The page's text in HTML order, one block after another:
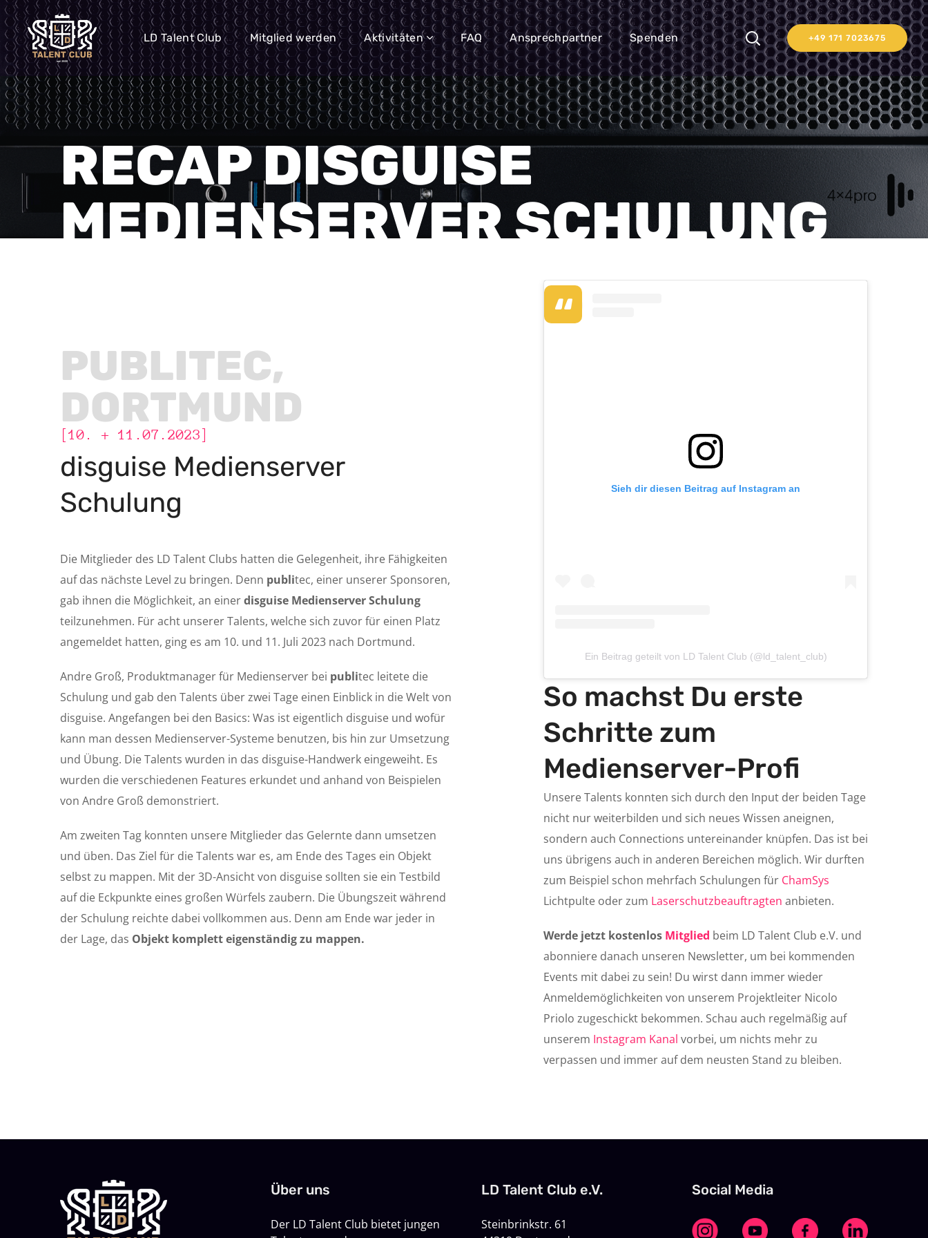
LD Talent Club Mitglied werden Aktivitäten FAQ Ansprechpartner Spenden +49 171 7023675
RECAP DISGUISE
MEDIENSERVER SCHULUNG
PUBLITEC,
DORTMUND
[10. + 11.07.2023]
disguise Medienserver
Schulung
Die Mitglieder des LD Talent Clubs hatten die Gelegenheit, ihre Fähigkeiten
auf das nächste Level zu bringen. Denn publitec, einer unserer Sponsoren,
gab ihnen die Möglichkeit, an einerdisguise Medienserver Schulung
teilzunehmen. Für acht unserer Talents, welche sich zuvor für einen Platz
angemeldet hatten, ging es am 10. und 11. Juli 2023 nach Dortmund.
Andre Groß, Produktmanager für Medienserver bei publitec leitete die
Schulung und gab den Talents über zwei Tage einen Einblick in die Welt von
disguise. Angefangen bei den Basics: Was ist eigentlich disguise und wofür
kann man dessen Medienserver-Systeme benutzen, bis hin zur Umsetzung
und Übung. Die Talents wurden in das disguise-Handwerk eingeweiht. Es
wurden die verschiedenen Features erkundet und anhand von Beispielen
von Andre Groß demonstriert.
Am zweiten Tag konnten unsere Mitglieder das Gelernte dann umsetzen
und üben. Das Ziel für die Talents war es, am Ende des Tages ein Objekt
selbst zu mappen. Mit der 3D-Ansicht von disguise sollten sie ein Testbild
auf die Eckpunkte eines großen Würfels zaubern. Die Übungszeit während
der Schulung reichte dabei vollkommen aus. Denn am Ende war jeder in
der Lage, das Objekt komplett eigenständig zu mappen.
Sieh dir diesen Beitrag auf Instagram an
Ein Beitrag geteilt von LD Talent Club (@ld_talent_club)
So machst Du erste
Schritte zum
Medienserver-Profi
Unsere Talents konnten sich durch den Input der beiden Tage
nicht nur weiterbilden und sich neues Wissen aneignen,
sondern auch Connections untereinander knüpfen. Das ist bei
uns übrigens auch in anderen Bereichen möglich. Wir durften
zum Beispiel schon mehrfach Schulungen für ChamSys
Lichtpulte oder zum Laserschutzbeauftragten anbieten.
Werde jetzt kostenlos Mitglied beim LD Talent Club e.V. und
abonniere danach unseren Newsletter, um bei kommenden
Events mit dabei zu sein! Du wirst dann immer wieder
Anmeldemöglichkeiten von unserem Projektleiter Nicolo
Priolo zugeschickt bekommen. Schau auch regelmäßig auf
unserem Instagram Kanal vorbei, um nichts mehr zu
verpassen und immer auf dem neusten Stand zu bleiben.
Über uns
Der LD Talent Club bietet jungen
LD Talent Club e.V.
Steinbrinkstr. 61
Social Media